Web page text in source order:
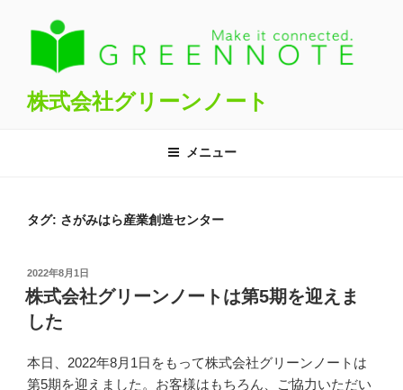
株式会社グリーンノート
メニュー
タグ: さがみはら産業創造センター
投
稿
日:
2022年8月1日
株式会社グリーンノートは第5期を迎えま
した
本日、2022年8月1日をもって株式会社グリーンノートは
第5期を迎えました。お客様はもちろん、ご協力いただい